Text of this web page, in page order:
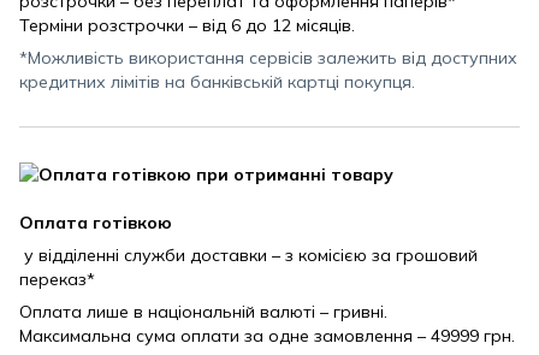
Терміни розстрочки – від 6 до 12 місяців.
*Можливість використання сервісів залежить від доступних
кредитних лімітів на банківській картці покупця.
Оплата готівкою
у відділенні служби доставки – з комісією за грошовий
переказ*
Оплата лише в національній валюті – гривні.
Максимальна сума оплати за одне замовлення – 49999 грн.